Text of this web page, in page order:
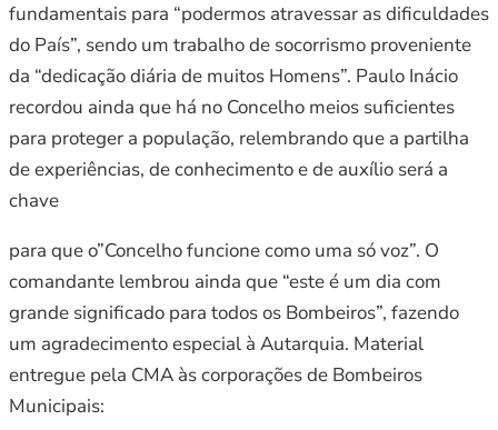
fundamentais para “podermos atravessar as dificuldades
do País”, sendo um trabalho de socorrismo proveniente
da “dedicação diária de muitos Homens”. Paulo Inácio
recordou ainda que há no Concelho meios suficientes
para proteger a população, relembrando que a partilha
de experiências, de conhecimento e de auxílio será a
chave
para que o”Concelho funcione como uma só voz”. O
comandante lembrou ainda que “este é um dia com
grande significado para todos os Bombeiros”, fazendo
um agradecimento especial à Autarquia. Material
entregue pela CMA às corporações de Bombeiros
Municipais: